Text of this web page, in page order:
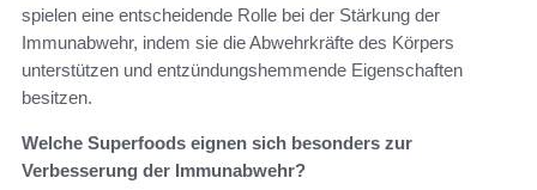
spielen eine entscheidende Rolle bei der Stärkung der
Immunabwehr, indem sie die Abwehrkräfte des Körpers
unterstützen und entzündungshemmende Eigenschaften
besitzen.
Welche Superfoods eignen sich besonders zur
Verbesserung der Immunabwehr?